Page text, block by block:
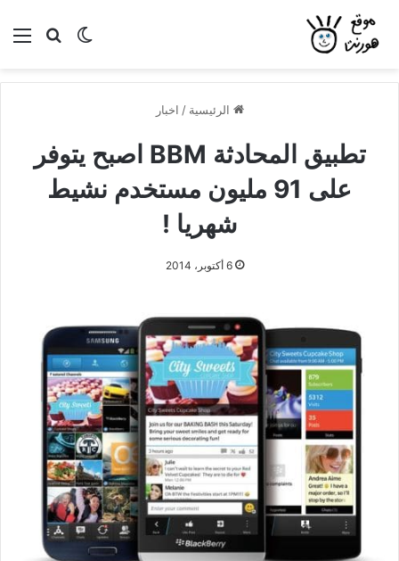
بحثالوضع
الرئيسية / اخبار
تطبيق المحادثة BBM اصبح يتوفر
على 91 مليون مستخدم نشيط
شهريا !
6 أكتوبر، 2014